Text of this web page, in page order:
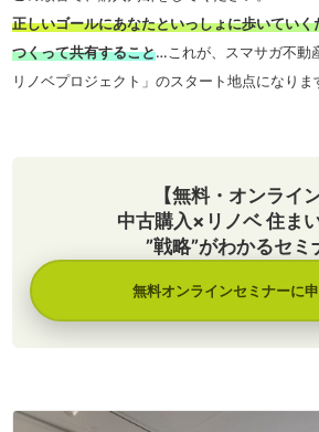
正しいゴールにあなたといっしょに歩いていく
つくって共有すること…これが、スマサガ不動
リノベプロジェクト」のスタート地点になりま
【無料・オンライン
中古購入×リノベ 住ま
”戦略”がわかるセミ
無料オンラインセミナーに